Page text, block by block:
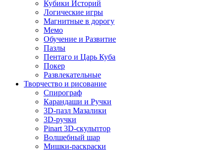
Кубики Историй
Логические игры
Магнитные в дорогу
Мемо
Обучение и Развитие
Пазлы
Пентаго и Царь Куба
Покер
Развлекательные
Творчество и рисование
Спирограф
Карандаши и Ручки
3D-пазл Мазалики
3D-ручки
Pinart 3D-скульптор
Волшебный шар
Мишки-раскраски